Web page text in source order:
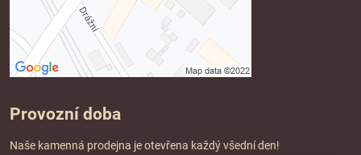
Provozní doba
Naše kamenná prodejna je otevřena každý všední den!